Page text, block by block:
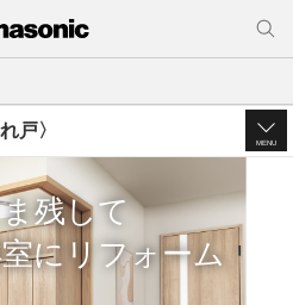
戸〉
MENU
残して
にリフォーム